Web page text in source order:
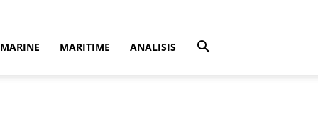
MARINE MARITIME ANALISIS